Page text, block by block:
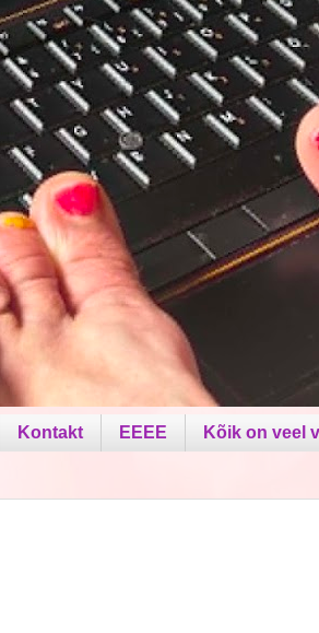
Kontakt EEEE Kõik on veel